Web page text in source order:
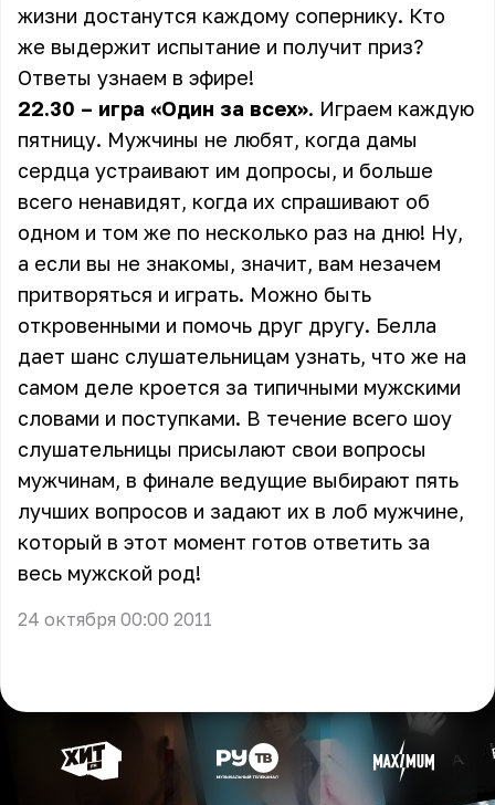
жизни достанутся каждому сопернику. Кто
же выдержит испытание и получит приз?
Ответы узнаем в эфире!
22.30 – игра «Один за всех». Играем каждую
пятницу. Мужчины не любят, когда дамы
сердца устраивают им допросы, и больше
всего ненавидят, когда их спрашивают об
одном и том же по несколько раз на дню! Ну,
а если вы не знакомы, значит, вам незачем
притворяться и играть. Можно быть
откровенными и помочь друг другу. Белла
дает шанс слушательницам узнать, что же на
самом деле кроется за типичными мужскими
словами и поступками. В течение всего шоу
слушательницы присылают свои вопросы
мужчинам, в финале ведущие выбирают пять
лучших вопросов и задают их в лоб мужчине,
который в этот момент готов ответить за
весь мужской род!
24 октября 00:00 2011